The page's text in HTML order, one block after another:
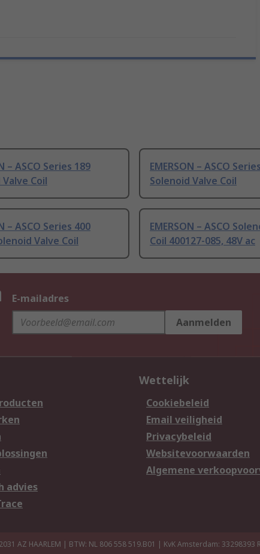
– ASCO Series 189
Coil
EMERSON – ASCO
Solenoid Valve Coil
– ASCO Series 400
Valve Coil
EMERSON – ASCO
Coil 400127-085, 48V ac
E-mailadres
Aanmelden
advies
Wettelijk
Cookiebeleid
Email veiligheid
Privacybeleid
Websitevoorwaarden
Algemene
AZ HAARLEM | BTW: NL 806 558 519.B01 | KvK Amsterdam: 33298393